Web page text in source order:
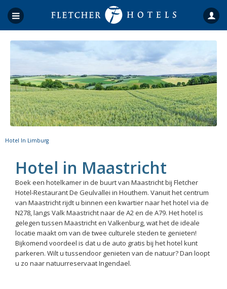
Hotel In Limburg
Hotel in Maastricht
Boek een hotelkamer in de buurt van Maastricht bij Fletcher
Hotel-Restaurant De Geulvallei in Houthem. Vanuit het centrum
van Maastricht rijdt u binnen een kwartier naar het hotel via de
N278, langs Valk Maastricht naar de A2 en de A79. Het hotel is
gelegen tussen Maastricht en Valkenburg, wat het de ideale
locatie maakt om van de twee culturele steden te genieten!
Bijkomend voordeel is dat u de auto gratis bij het hotel kunt
parkeren. Wilt u tussendoor genieten van de natuur? Dan loopt
u zo naar natuurreservaat Ingendael.